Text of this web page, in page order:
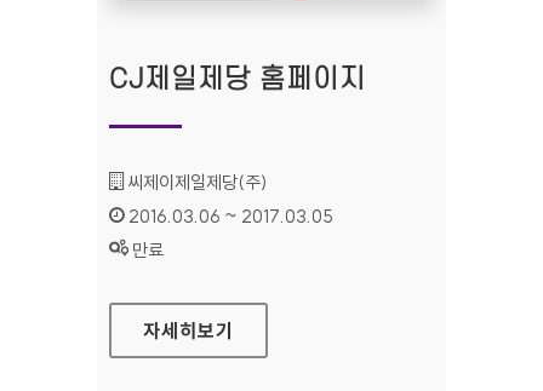
CJ제일제당 홈페이지
기관명 :
씨제이제일제당(주)
인증기간 :
2016.03.06 ~ 2017.03.05
상태 :
만료
CJ제일제당 홈페이지
자세히보기